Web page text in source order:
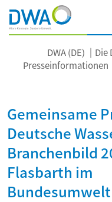
DWA (DE) Die
Presseinformationen
Gemeinsame
Deutsche
Branchenbild
Flasbarth im